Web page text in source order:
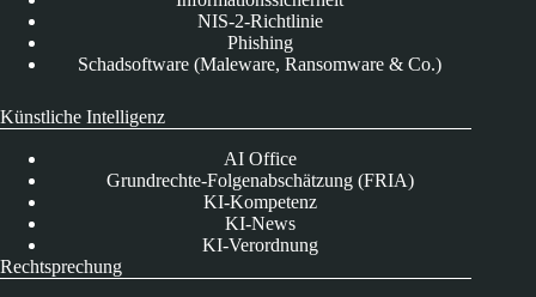
NIS-2-Richtlinie
Phishing
Schadsoftware (Maleware, Ransomware & Co.)
Künstliche Intelligenz
AI Office
Grundrechte-Folgenabschätzung (FRIA)
KI-Kompetenz
KI-News
KI-Verordnung
Rechtsprechung